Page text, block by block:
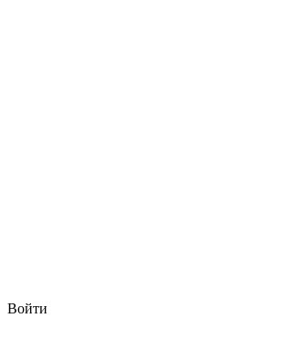
Войти